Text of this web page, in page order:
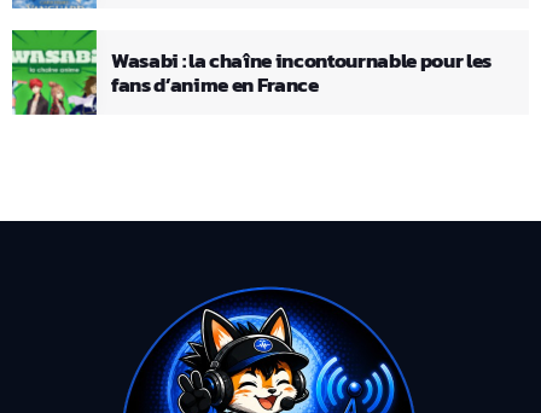
Wasabi : la chaîne incontournable pour les
fans d’anime en France